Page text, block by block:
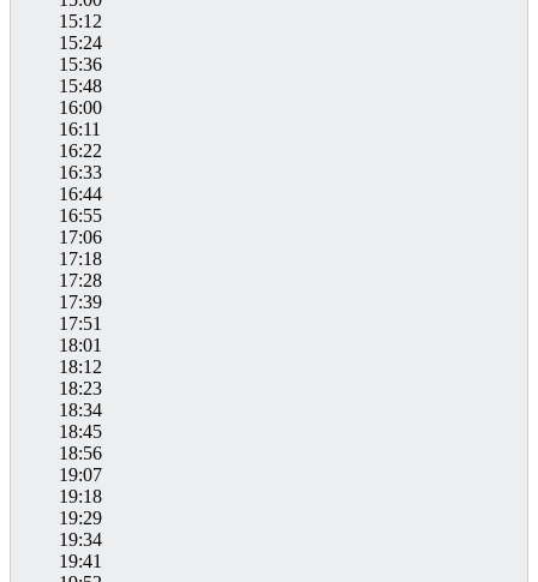
15:12
15:24
15:36
15:48
16:00
16:11
16:22
16:33
16:44
16:55
17:06
17:18
17:28
17:39
17:51
18:01
18:12
18:23
18:34
18:45
18:56
19:07
19:18
19:29
19:34
19:41